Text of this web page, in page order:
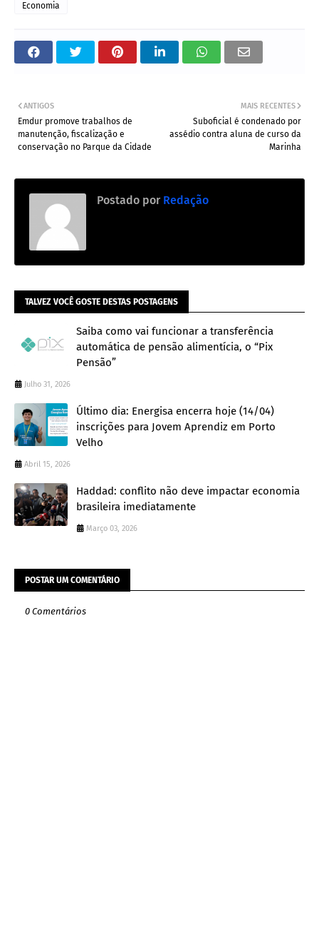
Economia
MAIS RECENTES
Suboficial é condenado por
assédio contra aluna de curso da
Marinha
ANTIGOS
Emdur promove trabalhos de
manutenção, fiscalização e
conservação no Parque da Cidade
Postado por Redação
TALVEZ VOCÊ GOSTE DESTAS POSTAGENS
Saiba como vai funcionar a transferência
automática de pensão alimentícia, o “Pix
Pensão”
Julho 31, 2026
Último dia: Energisa encerra hoje (14/04)
inscrições para Jovem Aprendiz em Porto
Velho
Abril 15, 2026
Haddad: conflito não deve impactar economia
brasileira imediatamente
Março 03, 2026
POSTAR UM COMENTÁRIO
0 Comentários